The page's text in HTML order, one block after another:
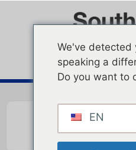
We've detected
speaking a
Do you want to
EN